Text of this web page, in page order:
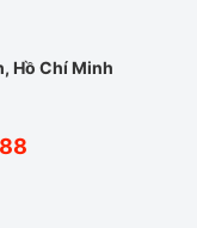
Hồ Chí Minh